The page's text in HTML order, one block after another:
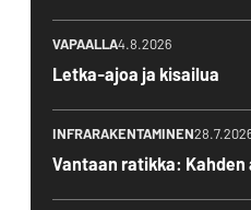
VAPAALLA4.8.2026
Letka-ajoa ja kisailua
INFRARAKENTAMINEN
Vantaan ratikka: